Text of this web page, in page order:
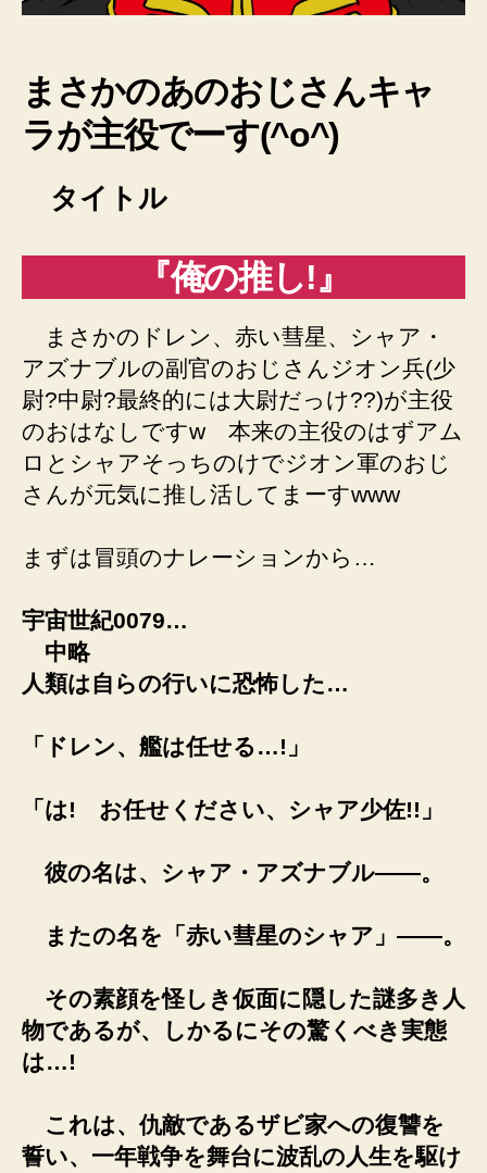
よ!
まさかのあのおじさんキャ
ラが主役でーす(^o^)
タイトル
『俺の推し!』
まさかのドレン、赤い彗星、シャア・
アズナブルの副官のおじさんジオン兵(少
尉?中尉?最終的には大尉だっけ??)が主役
のおはなしですw 本来の主役のはずアム
ロとシャアそっちのけでジオン軍のおじ
さんが元気に推し活してまーすwww
まずは冒頭のナレーションから…
宇宙世紀0079…
中略
人類は自らの行いに恐怖した…
「ドレン、艦は任せる…!」
「は! お任せください、シャア少佐!!」
彼の名は、シャア・アズナブル――。
またの名を「赤い彗星のシャア」――。
その素顔を怪しき仮面に隠した謎多き人
物であるが、しかるにその驚くべき実態
は…!
これは、仇敵であるザビ家への復讐を
誓い、一年戦争を舞台に波乱の人生を駆け